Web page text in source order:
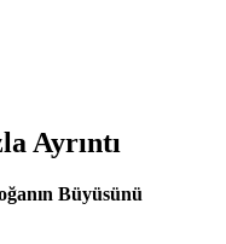
Ayrıntı
Büyüsünü